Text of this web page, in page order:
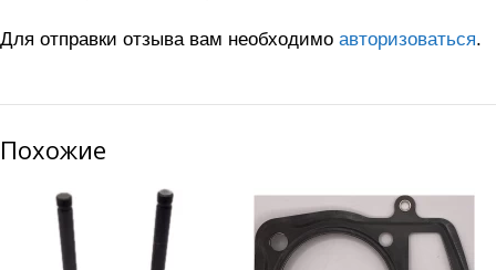
Для отправки отзыва вам необходимо авторизоваться.
Похожие